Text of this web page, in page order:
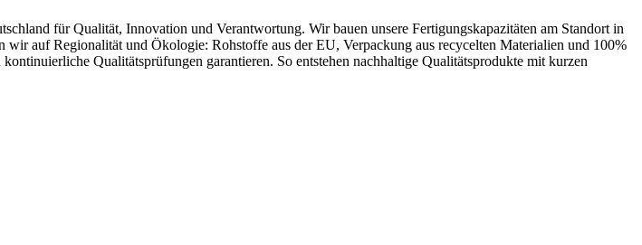
für Qualität, Innovation und Verantwortung. Wir bauen unsere Fertigungskapazitäten am Standort in
auf Regionalität und Ökologie: Rohstoffe aus der EU, Verpackung aus recycelten Materialien und 100%
Qualitätsprüfungen garantieren. So entstehen nachhaltige Qualitätsprodukte mit kurzen